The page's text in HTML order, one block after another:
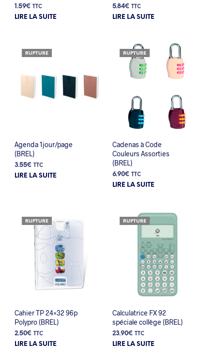
1.59€ TTC
LIRE LA SUITE
5.84€ TTC
LIRE LA SUITE
RUPTURE
Agenda 1jour/page
(BREL)
3.55€ TTC
LIRE LA SUITE
RUPTURE
Cadenas à Code
Couleurs Assorties
(BREL)
6.90€ TTC
LIRE LA SUITE
RUPTURE
Cahier TP 24×32 96p
Polypro (BREL)
2.50€ TTC
LIRE LA SUITE
RUPTURE
Calculatrice FX 92
spéciale collège (BREL)
23.90€ TTC
LIRE LA SUITE